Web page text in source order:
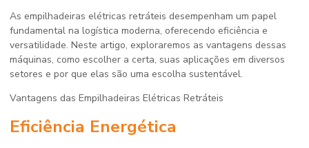
As empilhadeiras elétricas retráteis desempenham um papel
fundamental na logística moderna, oferecendo eficiência e
versatilidade. Neste artigo, exploraremos as vantagens dessas
máquinas, como escolher a certa, suas aplicações em diversos
setores e por que elas são uma escolha sustentável.
Vantagens das Empilhadeiras Elétricas Retráteis
Eficiência Energética